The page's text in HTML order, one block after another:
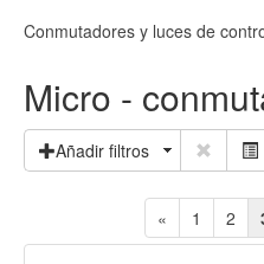
Conmutadores y luces de
Micro -
Añadir filtros
« 1 2